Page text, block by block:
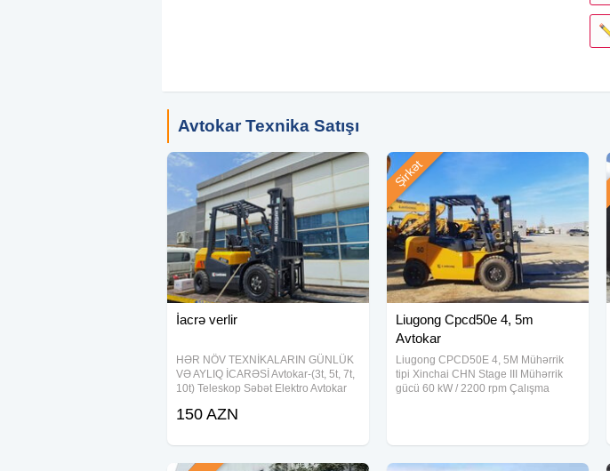
Avtokar Texnika Satışı
İacrə verlir
HƏR NÖV TEXNİKALARIN GÜNLÜK
VƏ AYLIQ İCARƏSİ Avtokar-(3t, 5t, 7t,
10t) Teleskop Səbət Elektro Avtokar
150 AZN
Liugong Cpcd50e 4, 5m
Avtokar
Liugong CPCD50E 4, 5M Mühərrik
tipi Xinchai CHN Stage III Mühərrik
gücü 60 kW / 2200 rpm Çalışma
Şirkət